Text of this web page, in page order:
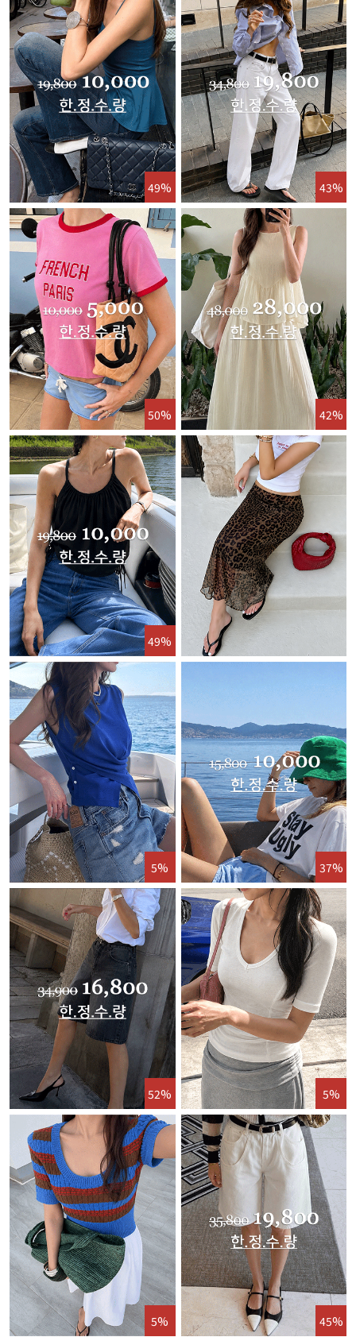
49% 43%
50% 42%
49%
5% 37%
52% 5%
5% 45%